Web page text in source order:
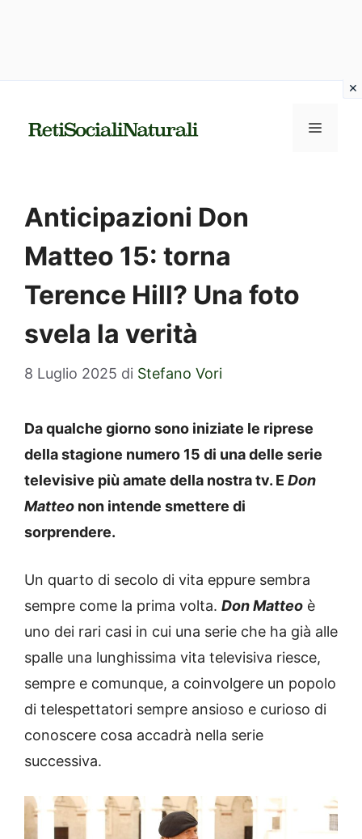
MENU
Anticipazioni Don
Matteo 15: torna
Terence Hill? Una foto
svela la verità
8 Luglio 2025 di Stefano Vori
Da qualche giorno sono iniziate le riprese
della stagione numero 15 di una delle serie
televisive più amate della nostra tv. E Don
Matteo non intende smettere di
sorprendere.
Un quarto di secolo di vita eppure sembra
sempre come la prima volta. Don Matteo è
uno dei rari casi in cui una serie che ha già alle
spalle una lunghissima vita televisiva riesce,
sempre e comunque, a coinvolgere un popolo
di telespettatori sempre ansioso e curioso di
conoscere cosa accadrà nella serie
successiva.